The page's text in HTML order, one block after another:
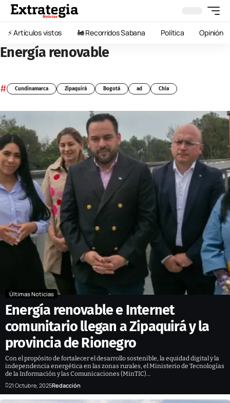
⚡️ Artículos vistos 🚂 Recorridos Sabana Política Opinión
Energía renovable
# Cundinamarca Zipaquirá Bogotá ad Chía
Últimas Noticias
Energía renovable e Internet
comunitario llegan a Zipaquirá y la
provincia de Rionegro
Con el propósito de fortalecer el desarrollo sostenible, la equidad digital y la
independencia energética en las zonas rurales, el Ministerio de Tecnologías
de la Información y las Comunicaciones (MinTIC)…
21 Octubre, 2025Redacción